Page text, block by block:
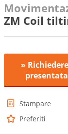
ZM Coil
»
Stampare
Preferiti